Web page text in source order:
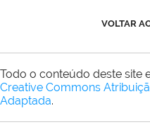
VOLTAR
Todo o conteúdo deste site
Creative Commons
Adaptada.